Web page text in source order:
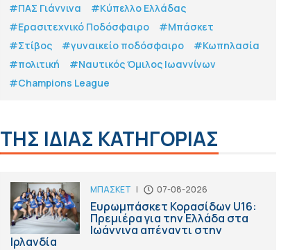
#ΠΑΣ Γιάννινα
#Κύπελλο Ελλάδας
#Eρασιτεχνικό Ποδόσφαιρο
#Μπάσκετ
#Στίβος
#γυναικείο ποδόσφαιρο
#Κωπηλασία
#πολιτική
#Ναυτικός Όμιλος Ιωαννίνων
#Champions League
ΤΗΣ ΙΔΙΑΣ ΚΑΤΗΓΟΡΙΑΣ
ΜΠΑΣΚΕΤ | 07-08-2026
Ευρωμπάσκετ Κορασίδων U16:
Πρεμιέρα για την Ελλάδα στα
Ιωάννινα απέναντι στην
Ιρλανδία